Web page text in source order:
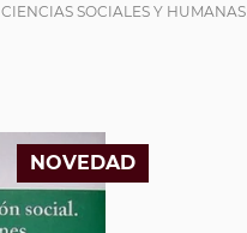
CIENCIAS SOCIALES Y HUMANAS
NOVEDAD